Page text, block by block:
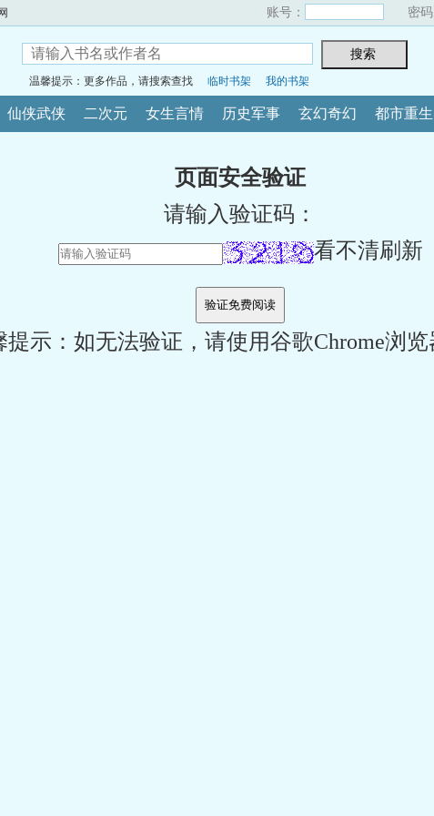
账号： 密码
温馨提示：更多作品，请搜索查找 临时书架 我的书架
仙侠武侠 二次元 女生言情 历史军事 玄幻奇幻 都市重生
页面安全验证
请输入验证码：
看不清刷新
提示：如无法验证，请使用谷歌Chrome浏览